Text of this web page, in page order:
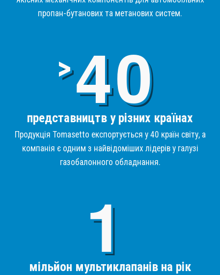
пропан-бутанових та метанових систем.
>4
представництв у різних країнах
Продукція Tomasetto експортується у 40 країн світу, а
компанія є одним з найвідоміших лідерів у галузі
газобалонного обладнання.
мільйон мультиклапанів на рік